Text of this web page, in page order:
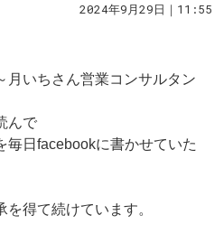
2024年9月29日｜11:55
月いちさん営業コンサルタン
んで
毎日facebookに書かせていた
得て続けています。